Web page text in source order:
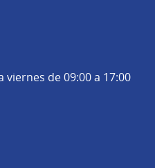
viernes de 09:00 a 17:00